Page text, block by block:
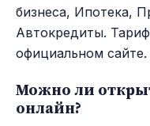
бизнеса, Ипотека,
Автокредиты.
официальном сайте.
Можно ли
онлайн?